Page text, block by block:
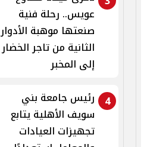
عويس.. رحلة فنية
صنعتها موهبة الأدوار
الثانية من تاجر الخضار
إلى المخبر
4
رئيس جامعة بني
سويف الأهلية يتابع
تجهيزات العيادات